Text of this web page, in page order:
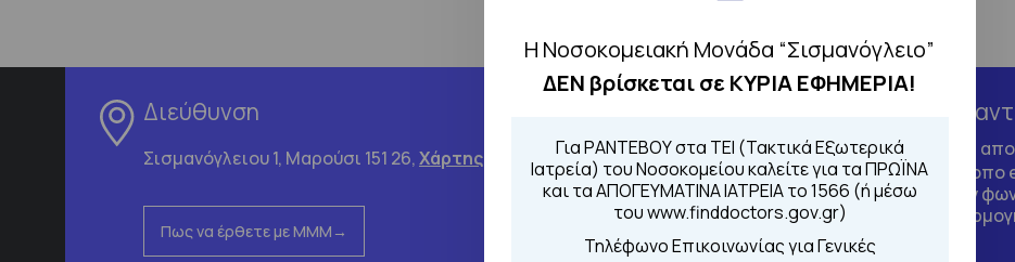
Η Νοσοκομειακή Μονάδα “Σισμανόγλειο”
ΔΕΝ βρίσκεται σε ΚΥΡΙΑ ΕΦΗΜΕΡΙΑ!
Για ΡΑΝΤΕΒΟΥ στα ΤΕΙ (Τακτικά Εξωτερικά
Ιατρεία) του Νοσοκομείου καλείτε για τα ΠΡΩΪΝΑ
και τα ΑΠΟΓΕΥΜΑΤΙΝΑ ΙΑΤΡΕΙΑ το 1566 (ή μέσω
του www.finddoctors.gov.gr)
Τηλέφωνο Επικοινωνίας για Γενικές
Διεύθυνση
Σισμανόγλειου 1, Μαρούσι 151 26,Χάρτης Περιοχής
Πως να έρθετε με ΜΜΜ
Τηλέφωνα για
Για τα πρωινά και τα
Από τον ιστότοπο
Καλώντας στην
Μέσω της